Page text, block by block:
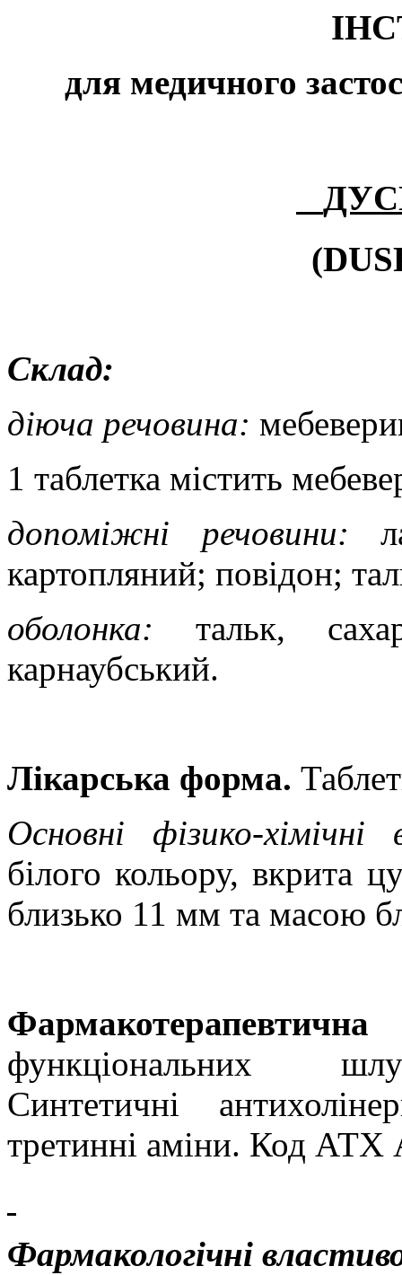
для медичного
Склад:
діюча речовина:
1 таблетка містить
допоміжні речовини:
картопляний; повідон;
оболонка:
тальк,
карнаубський.
Лікарська форма.
Основні фізико-хімічні
білого кольору, вкрита
близько 11 мм та масою
функціональних
Синтетичні
третинні аміни. Код
Фармакологічні